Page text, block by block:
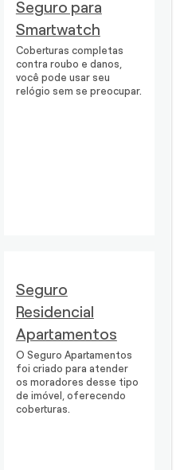
Seguro para
Smartwatch
Coberturas completas
contra roubo e danos,
você pode usar seu
relógio sem se preocupar.
Seguro
Residencial
Apartamentos
O Seguro Apartamentos
foi criado para atender
os moradores desse tipo
de imóvel, oferecendo
coberturas.